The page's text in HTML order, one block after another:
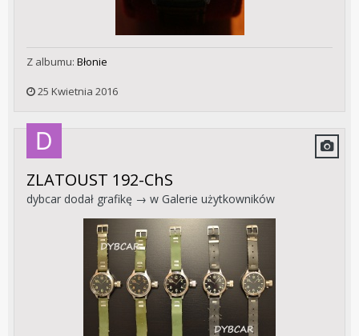
Z albumu: Błonie
25 Kwietnia 2016
ZLATOUST 192-ChS
dybcar dodał grafikę → w Galerie użytkowników